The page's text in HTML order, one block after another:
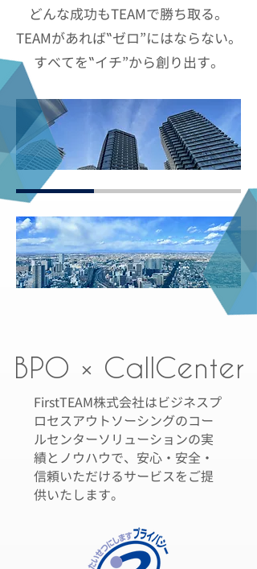
どんな成功もTEAMで勝ち取る。
TEAMがあれば‟ゼロ”にはならない。
すべてを‟イチ”から創り出す。
BPO × CallCenter
FirstTEAM株式会社はビジネスプ
ロセスアウトソーシングのコー
ルセンターソリューションの実
績とノウハウで、安心・安全・
信頼いただけるサービスをご提
供いたします。